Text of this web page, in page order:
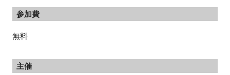
参加費
無料
主催